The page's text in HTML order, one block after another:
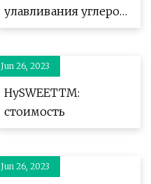
улавливания углерода
и «зеленый
Jun 26, 2023
HySWEETTM:
стоимость
Jun 26, 2023